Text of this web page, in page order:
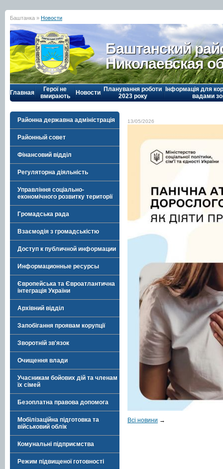
Баштанка » Новости
Баштанский
Николаевская
Главная
Герої не
вмирають
Новости Планування роботи
2023 року
Інформація для
вадами
Районна державна адміністрація
Районный совет
Фінансовий відділ
Регуляторна діяльність
Управління соціально-
економічного розвитку території
Громадська рада
Взаємодія з громадськістю
Доступ к публичной информации
Информационные ресурсы
Європейська та Євроатлантична
інтеграція України
Архівний відділ
Запобігання проявам корупції
Зворотній зв'язок
Очищення влади
Учасникам бойових дій та членам
їх сімей
Безоплатна правова допомога
Мобілізаційна підготовка та
військовий облік
Комунальні підприємства
Режим підвищеної готовності
13/05/2026
Всі новини →